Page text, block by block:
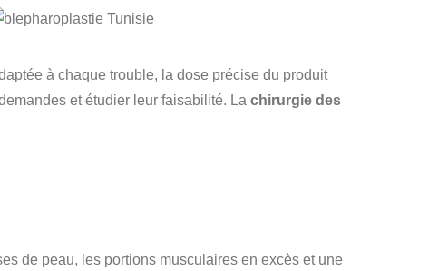
à chaque trouble, la dose précise du produit
et étudier leur faisabilité. La chirurgie des
de peau, les portions musculaires en excès et une